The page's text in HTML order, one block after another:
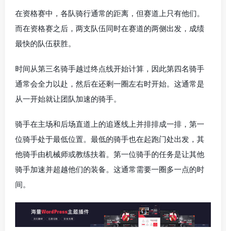
在资格赛中，各队骑行通常的距离，但赛道上只有他们。
而在资格赛之后，两支队伍同时在赛道的两侧出发，成绩
最快的队伍获胜。
时间从第三名骑手越过终点线开始计算，因此第四名骑手
通常会全力以赴，然后在还剩一圈左右时开始。这通常是
从一开始就让团队加速的骑手。
骑手在主场和后场直道上的追逐线上并排排成一排，第一
位骑手处于最低位置。最低的骑手也在起跑门处出发，其
他骑手由机械师或教练扶着。第一位骑手的任务是让其他
骑手加速并超越他们的装备。这通常需要一圈多一点的时
间。